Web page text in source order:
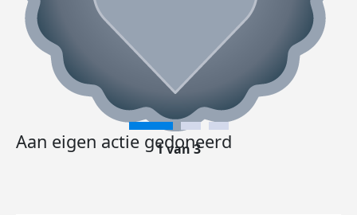
Aan eigen actie gedoneerd
1 van 3